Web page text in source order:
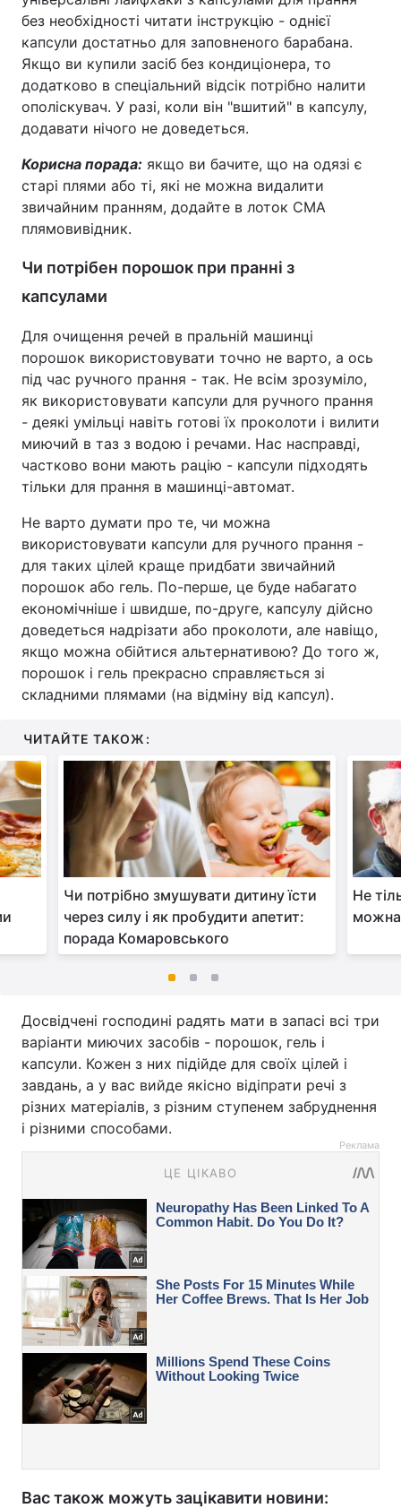
без необхідності читати інструкцію - однієї
капсули достатньо для заповненого барабана.
Якщо ви купили засіб без кондиціонера, то
додатково в спеціальний відсік потрібно налити
ополіскувач. У разі, коли він "вшитий" в капсулу,
додавати нічого не доведеться.
Корисна порада: якщо ви бачите, що на одязі є
старі плями або ті, які не можна видалити
звичайним пранням, додайте в лоток СМА
плямовивідник.
Чи потрібен порошок при пранні з
капсулами
Для очищення речей в пральній машинці
порошок використовувати точно не варто, а ось
під час ручного прання - так. Не всім зрозуміло,
як використовувати капсули для ручного прання
- деякі умільці навіть готові їх проколоти і вилити
миючий в таз з водою і речами. Нас насправді,
частково вони мають рацію - капсули підходять
тільки для прання в машинці-автомат.
Не варто думати про те, чи можна
використовувати капсули для ручного прання -
для таких цілей краще придбати звичайний
порошок або гель. По-перше, це буде набагато
економічніше і швидше, по-друге, капсулу дійсно
доведеться надрізати або проколоти, але навіщо,
якщо можна обійтися альтернативою? До того ж,
порошок і гель прекрасно справляється зі
складними плямами (на відміну від капсул).
ЧИТАЙТЕ ТАКОЖ:
Чи потрібно змушувати дитину їсти
через силу і як пробудити апетит:
порада Комаровського
Не
можна
Досвідчені господині радять мати в запасі всі три
варіанти миючих засобів - порошок, гель і
капсули. Кожен з них підійде для своїх цілей і
завдань, а у вас вийде якісно відіпрати речі з
різних матеріалів, з різним ступенем забруднення
і різними способами.
Реклама
Вас також можуть зацікавити новини: